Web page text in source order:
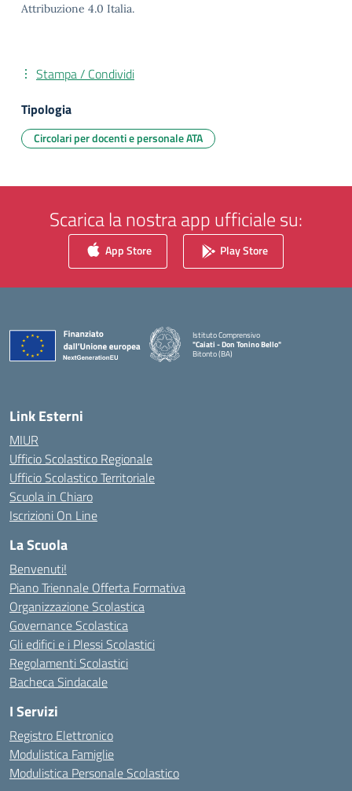
Attribuzione 4.0 Italia.
Stampa / Condividi
Tipologia
Circolari per docenti e personale ATA
Scarica la nostra app ufficiale su:
App Store Play Store
Istituto Comprensivo
"Caiati - Don Tonino Bello"
Bitonto (BA)
Link Esterni
MIUR
Ufficio Scolastico Regionale
Ufficio Scolastico Territoriale
Scuola in Chiaro
Iscrizioni On Line
La Scuola
Benvenuti!
Piano Triennale Offerta Formativa
Organizzazione Scolastica
Governance Scolastica
Gli edifici e i Plessi Scolastici
Regolamenti Scolastici
Bacheca Sindacale
I Servizi
Registro Elettronico
Modulistica Famiglie
Modulistica Personale Scolastico